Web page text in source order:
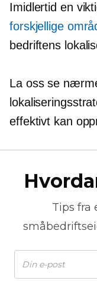
Imidlertid en
forskjellige
bedriftens
La oss se
effektivt kan
Tips fra